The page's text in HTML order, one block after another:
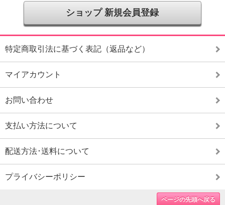
ショップ 新規会員登録
特定商取引法に基づく表記（返品など）
マイアカウント
お問い合わせ
支払い方法について
配送方法･送料について
プライバシーポリシー
ページの先頭へ戻る